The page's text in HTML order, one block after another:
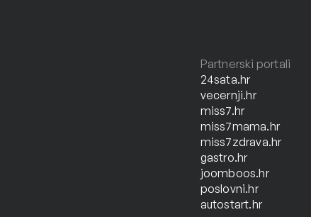
Partnerski portali
24sata.hr
vecernji.hr
miss7.hr
miss7mama.hr
miss7zdrava.hr
gastro.hr
joomboos.hr
poslovni.hr
autostart.hr